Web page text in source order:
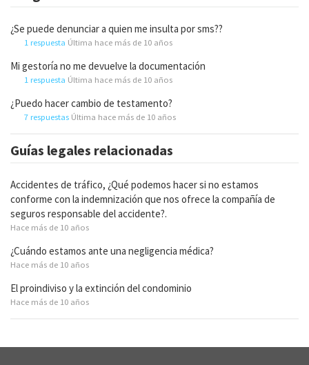
¿Se puede denunciar a quien me insulta por sms??
1 respuesta Última hace más de 10 años
Mi gestoría no me devuelve la documentación
1 respuesta Última hace más de 10 años
¿Puedo hacer cambio de testamento?
7 respuestas Última hace más de 10 años
Guías legales relacionadas
Accidentes de tráfico, ¿Qué podemos hacer si no estamos
conforme con la indemnización que nos ofrece la compañía de
seguros responsable del accidente?.
Hace más de 10 años
¿Cuándo estamos ante una negligencia médica?
Hace más de 10 años
El proindiviso y la extinción del condominio
Hace más de 10 años